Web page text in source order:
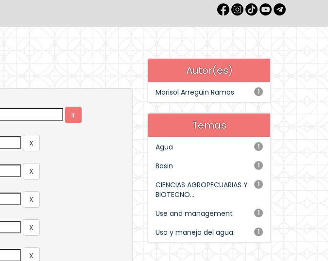
Autor(es)
1
Marisol Arreguin Ramos
Temas
1
Agua
1
Basin
1
CIENCIAS AGROPECUARIAS Y
BIOTECNO...
1
Use and management
1
Uso y manejo del agua